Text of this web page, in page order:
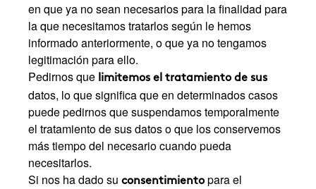
en que ya no sean necesarios para la finalidad para
la que necesitamos tratarlos según le hemos
informado anteriormente, o que ya no tengamos
legitimación para ello.
Pedirnos que limitemos el tratamiento de sus
datos, lo que significa que en determinados casos
puede pedirnos que suspendamos temporalmente
el tratamiento de sus datos o que los conservemos
más tiempo del necesario cuando pueda
necesitarlos.
Si nos ha dado su consentimiento para el